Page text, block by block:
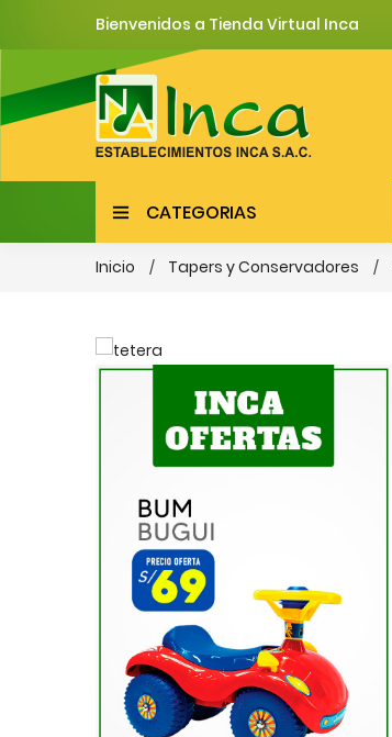
Bienvenidos a Tienda Virtual Inca
CATEGORIAS
Inicio Tapers y Conservadores